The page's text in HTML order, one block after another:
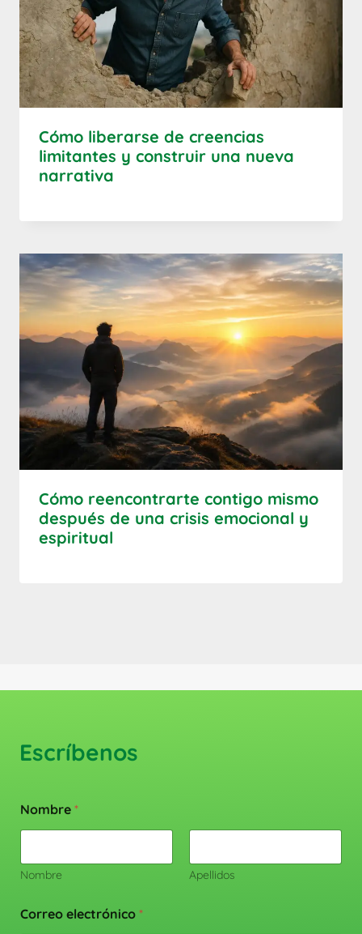
Cómo liberarse de creencias
limitantes y construir una nueva
narrativa
Cómo reencontrarte contigo mismo
después de una crisis emocional y
espiritual
Escríbenos
Nombre *
Nombre Apellidos
Correo electrónico *